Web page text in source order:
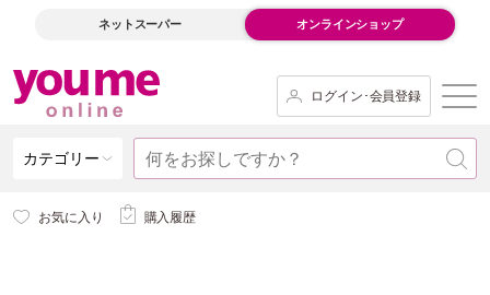
ネットスーパー オンラインショップ
ログイン･会員登録
カテゴリー
お気に入り 購入履歴